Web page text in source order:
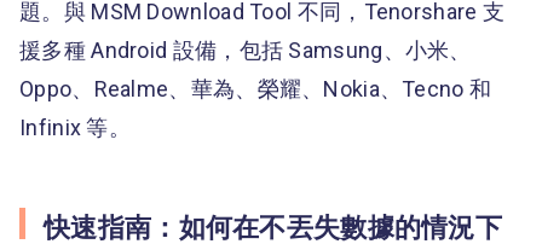
題。與 MSM Download Tool 不同，Tenorshare 支
援多種 Android 設備，包括 Samsung、小米、
Oppo、Realme、華為、榮耀、Nokia、Tecno 和
Infinix 等。
快速指南：如何在不丟失數據的情況下